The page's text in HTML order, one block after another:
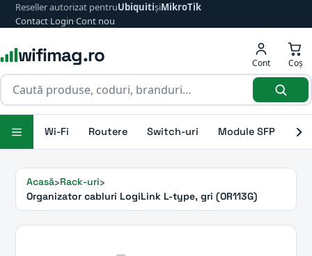
Reseller autorizat pentruUbiquitișiMikroTik
Contact·Login·Cont nou
wifimag.ro Cont Coș
Wi-Fi Routere Switch-uri Module SFP
Acasă Rack-uri
Organizator cabluri LogiLink L-type, gri (OR113G)